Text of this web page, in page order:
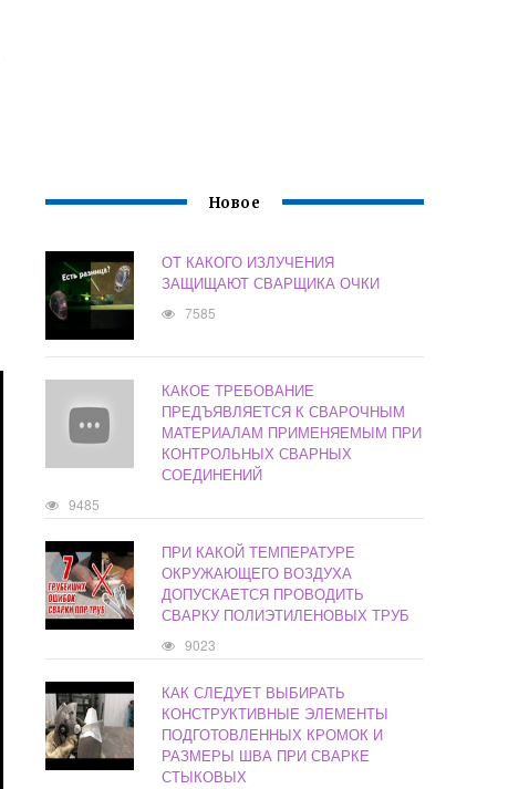
Новое
ОТ КАКОГО ИЗЛУЧЕНИЯ
ЗАЩИЩАЮТ СВАРЩИКА ОЧКИ
7585
КАКОЕ ТРЕБОВАНИЕ
ПРЕДЪЯВЛЯЕТСЯ К СВАРОЧНЫМ
МАТЕРИАЛАМ ПРИМЕНЯЕМЫМ ПРИ
КОНТРОЛЬНЫХ СВАРНЫХ
СОЕДИНЕНИЙ
9485
ПРИ КАКОЙ ТЕМПЕРАТУРЕ
ОКРУЖАЮЩЕГО ВОЗДУХА
ДОПУСКАЕТСЯ ПРОВОДИТЬ
СВАРКУ ПОЛИЭТИЛЕНОВЫХ ТРУБ
9023
КАК СЛЕДУЕТ ВЫБИРАТЬ
КОНСТРУКТИВНЫЕ ЭЛЕМЕНТЫ
ПОДГОТОВЛЕННЫХ КРОМОК И
РАЗМЕРЫ ШВА ПРИ СВАРКЕ
СТЫКОВЫХ